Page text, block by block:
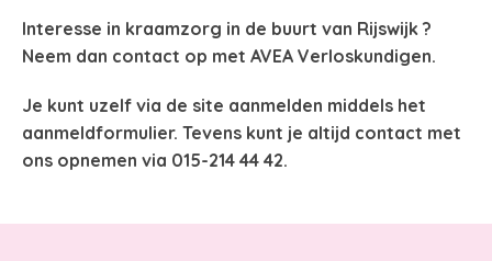
Interesse in kraamzorg in de buurt van Rijswijk ?
Neem dan contact op met AVEA Verloskundigen.
Je kunt uzelf via de site aanmelden middels het
aanmeldformulier. Tevens kunt je altijd contact met
ons opnemen via 015-214 44 42.